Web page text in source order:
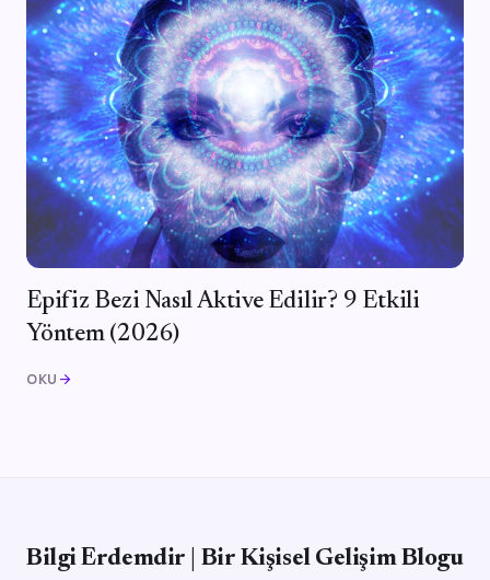
Epifiz Bezi Nasıl Aktive Edilir? 9 Etkili
Yöntem (2026)
OKU arrow_forward
Bilgi Erdemdir | Bir Kişisel Gelişim Blogu